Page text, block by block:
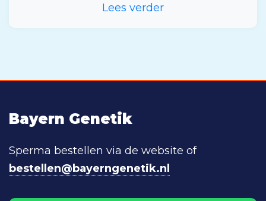
Lees verder
Bayern Genetik
Sperma bestellen via de website of
bestellen@bayerngenetik.nl